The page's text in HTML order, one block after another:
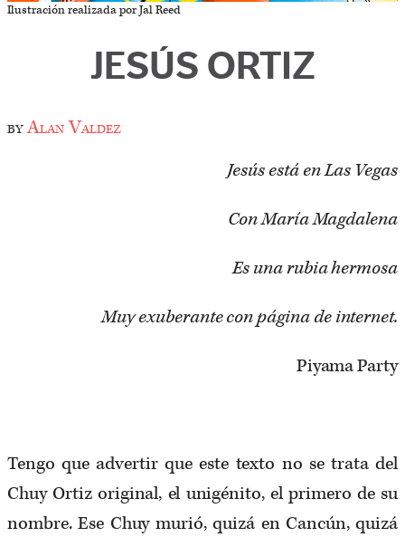
Ilustración realizada por Jal Reed
JESÚS ORTIZ
byAlan Valdez
Jesús está en Las Vegas
Con María Magdalena
Es una rubia hermosa
Muy exuberante con página de internet.
Piyama Party
Tengo que advertir que este texto no se trata del
Chuy Ortiz original, el unigénito, el primero de su
nombre. Ese Chuy murió, quizá en Cancún, quizá